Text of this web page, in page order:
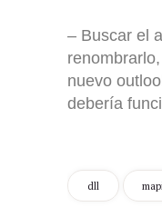
– Buscar el
nuevo
debería
dll mapi